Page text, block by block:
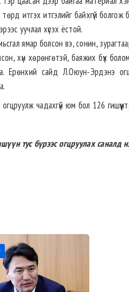
итгэх итгэлийг байхгүй болгож
уучлал хүсэх ёстой.
ямар болсон вэ, сонин,
хүн хөрөнгөтэй, баяжих бүх
Ерөнхий сайд Л.Оюун-Эрдэнэ
чадахгүй юм бол 126
тус бүрээс огцруулах саналд